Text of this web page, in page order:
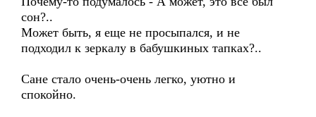
сон?..
Может быть, я еще не просыпался, и не
подходил к зеркалу в бабушкиных тапках?..
Сане стало очень-очень легко, уютно и
спокойно.